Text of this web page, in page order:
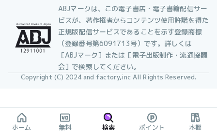
ABJマークは、この電子書店・電子書籍配信サー
ビスが、著作権者からコンテンツ使用許諾を得た
正規版配信サービスであることを示す登録商標
（登録番号第6091713号）です。詳しくは
［ABJマーク］または［電子出版制作・流通協議
会］で検索してください。
Copyright (C) 2024 and factory,inc All Rights Reserved.
ホーム 無料 検索 ポイント 本棚